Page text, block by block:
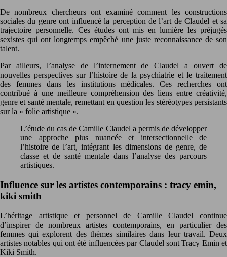
De nombreux chercheurs ont examiné comment les constructions
sociales du genre ont influencé la perception de l’art de Claudel et sa
trajectoire personnelle. Ces études ont mis en lumière les préjugés
sexistes qui ont longtemps empêché une juste reconnaissance de son
talent.
Par ailleurs, l’analyse de l’internement de Claudel a ouvert de
nouvelles perspectives sur l’histoire de la psychiatrie et le traitement
des femmes dans les institutions médicales. Ces recherches ont
contribué à une meilleure compréhension des liens entre créativité,
genre et santé mentale, remettant en question les stéréotypes persistants
sur la « folie artistique ».
L’étude du cas de Camille Claudel a permis de développer
une approche plus nuancée et intersectionnelle de
l’histoire de l’art, intégrant les dimensions de genre, de
classe et de santé mentale dans l’analyse des parcours
artistiques.
Influence sur les artistes contemporains : tracy emin,
kiki smith
L’héritage artistique et personnel de Camille Claudel continue
d’inspirer de nombreux artistes contemporains, en particulier des
femmes qui explorent des thèmes similaires dans leur travail. Deux
artistes notables qui ont été influencées par Claudel sont Tracy Emin et
Kiki Smith.